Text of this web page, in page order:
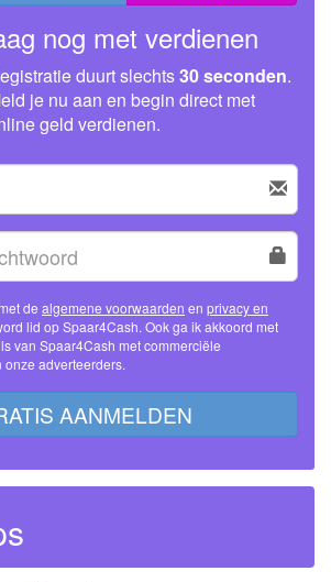
Start vandaag nog met verdienen
duurt slechts30 seconden.
je nu aan en begin direct met
geld verdienen.
de algemene voorwaarden en privacy en
adverteerders.
AANMELDEN